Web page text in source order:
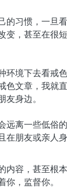
的习惯，一旦
变，甚至在很
环境下去看戒
色文章，我就
身边。
远离一些低俗
朋友或亲人身
内容，甚至根
，监督你。